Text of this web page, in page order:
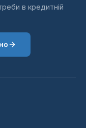
в кредитній